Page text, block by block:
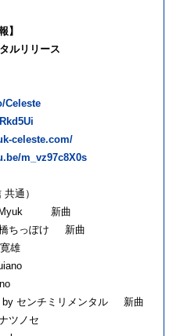
】
ルリリース
Celeste
celeste.com/
m_vz97c8X0s
通）
Myuk 新曲
ちっぽけ 新曲
雄
センチミリメンタル 新曲
ツノセ